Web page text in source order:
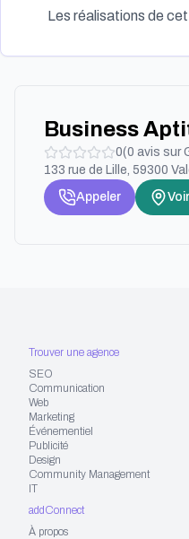
Les réalisations de
Business
0(0 avis sur
133 rue de Lille, 59300
Appeler
Trouver une agence
SEO
Communication
Web
Marketing
Événementiel
Publicité
Design
Community Management
IT
addConnect
À propos